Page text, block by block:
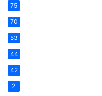
75
70
53
44
42
2